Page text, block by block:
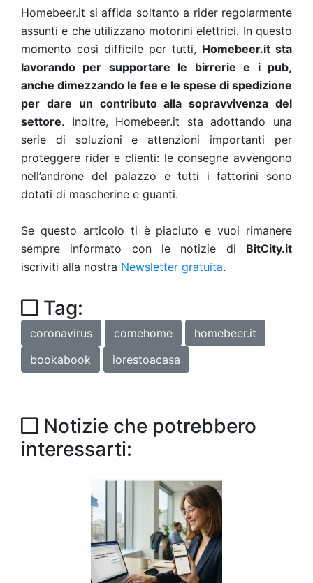
Homebeer.it si affida soltanto a rider regolarmente
assunti e che utilizzano motorini elettrici. In questo
momento così difficile per tutti, Homebeer.it sta
lavorando per supportare le birrerie e i pub,
anche dimezzando le fee e le spese di spedizione
per dare un contributo alla sopravvivenza del
settore. Inoltre, Homebeer.it sta adottando una
serie di soluzioni e attenzioni importanti per
proteggere rider e clienti: le consegne avvengono
nell’androne del palazzo e tutti i fattorini sono
dotati di mascherine e guanti.
Se questo articolo ti è piaciuto e vuoi rimanere
sempre informato con le notizie di BitCity.it
iscriviti alla nostra Newsletter gratuita.
Tag:
coronavirus comehome
homebeer.it
bookabook
iorestoacasa
Notizie che potrebbero
interessarti: